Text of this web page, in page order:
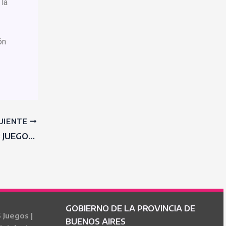
FINALIZARON LOS JUEGOS BONAERENSES 2025 Y GENERAL PUEYRREDÓN ES EL CAMPEÓN
|
GOBIERNO DE LA PROVINCIA DE
BUENOS AIRES